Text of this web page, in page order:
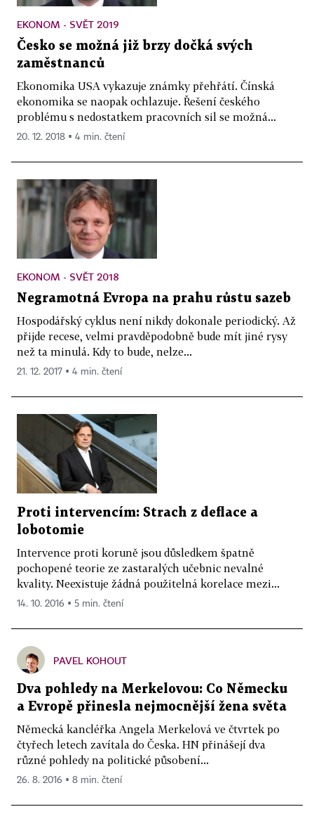
EKONOM - SVĚT 2019
Česko se možná již brzy dočká svých
zaměstnanců
Ekonomika USA vykazuje známky přehřátí. Čínská
ekonomika se naopak ochlazuje. Řešení českého
problému s nedostatkem pracovních sil se možná...
20. 12. 2018 ▪ 4 min. čtení
EKONOM - SVĚT 2018
Negramotná Evropa na prahu růstu sazeb
Hospodářský cyklus není nikdy dokonale periodický. Až
přijde recese, velmi pravděpodobně bude mít jiné rysy
než ta minulá. Kdy to bude, nelze...
21. 12. 2017 ▪ 4 min. čtení
Proti intervencím: Strach z deflace a
lobotomie
Intervence proti koruně jsou důsledkem špatně
pochopené teorie ze zastaralých učebnic nevalné
kvality. Neexistuje žádná použitelná korelace mezi...
14. 10. 2016 ▪ 5 min. čtení
PAVEL KOHOUT
Dva pohledy na Merkelovou: Co Německu
a Evropě přinesla nejmocnější žena světa
Německá kancléřka Angela Merkelová ve čtvrtek po
čtyřech letech zavítala do Česka. HN přinášejí dva
různé pohledy na politické působení...
26. 8. 2016 ▪ 8 min. čtení